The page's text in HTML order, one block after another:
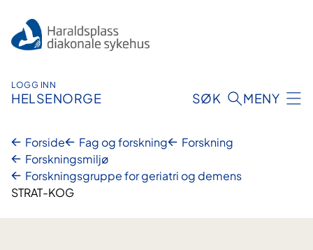
innhold
LOGG INN
HELSENORGE SØK MENY
Forside Fag og forskning
Forskning
Forskningsmiljø
Forskningsgruppe for geriatri og demens
STRAT-KOG